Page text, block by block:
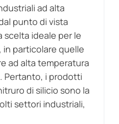
ad alta
punto di vista
scelta ideale per le
particolare quelle
ad alta temperatura
Pertanto, i prodotti
di silicio sono la
settori industriali,